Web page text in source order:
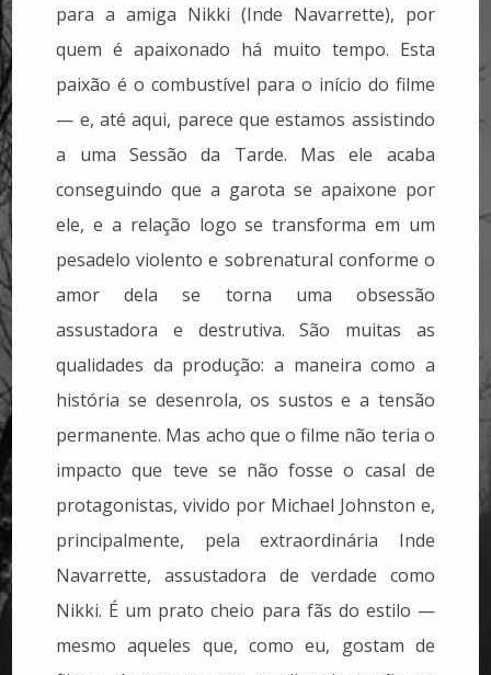
para a amiga Nikki (Inde Navarrette), por
quem é apaixonado há muito tempo. Esta
paixão é o combustível para o início do filme
— e, até aqui, parece que estamos assistindo
a uma Sessão da Tarde. Mas ele acaba
conseguindo que a garota se apaixone por
ele, e a relação logo se transforma em um
pesadelo violento e sobrenatural conforme o
amor dela se torna uma obsessão
assustadora e destrutiva. São muitas as
qualidades da produção: a maneira como a
história se desenrola, os sustos e a tensão
permanente. Mas acho que o filme não teria o
impacto que teve se não fosse o casal de
protagonistas, vivido por Michael Johnston e,
principalmente, pela extraordinária Inde
Navarrette, assustadora de verdade como
Nikki. É um prato cheio para fãs do estilo —
mesmo aqueles que, como eu, gostam de